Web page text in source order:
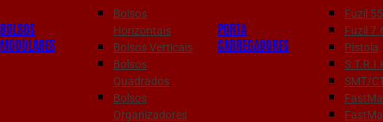
BOLSOS
MODULARES
Bolsos
Horizontais
Bolsos Verticais
Bolsos
Quadrados
Bolsos
Organizadores
PORTA
CARREGADORES
Fuzil
Fuzil
Pistola
SMT/